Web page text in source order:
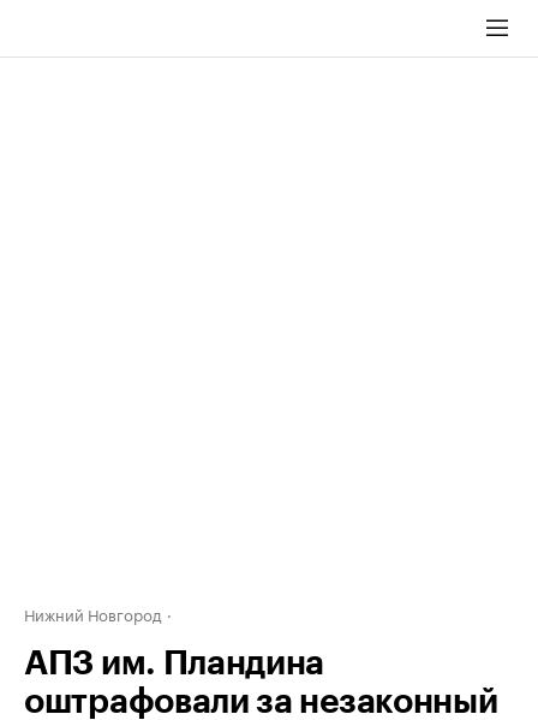
Нижний Новгород
АПЗ им. Пландина
оштрафовали за незаконный